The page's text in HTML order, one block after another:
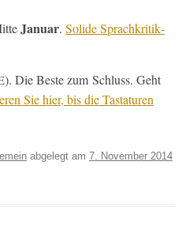
Jan­u­ar. Solide Sprachkri­tik­
). Die Beste zum Schluss. Geht
Sie hier, bis die Tas­taturen
abgelegt am 7. November 2014